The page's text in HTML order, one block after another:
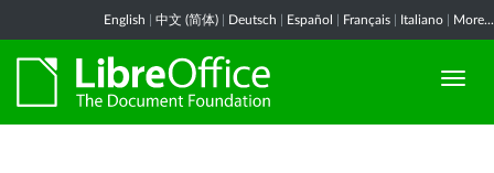
English 中文 (简体) Deutsch Español Français Italiano More...